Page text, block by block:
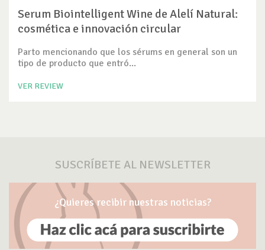
Serum Biointelligent Wine de Alelí Natural:
cosmética e innovación circular
Parto mencionando que los sérums en general son un
tipo de producto que entró...
VER REVIEW
SUSCRÍBETE AL NEWSLETTER
¿Quieres recibir nuestras noticias?